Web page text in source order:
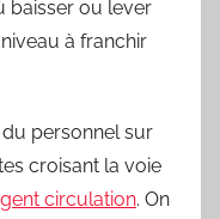
baisser ou lever
à franchir
personnel sur
croisant la voie
circulation. On